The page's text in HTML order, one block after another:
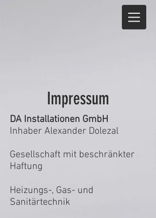
Impressum
DA Installationen GmbH
Inhaber Alexander Dolezal
Gesellschaft mit beschränkter
Haftung
Heizungs-, Gas- und
Sanitärtechnik